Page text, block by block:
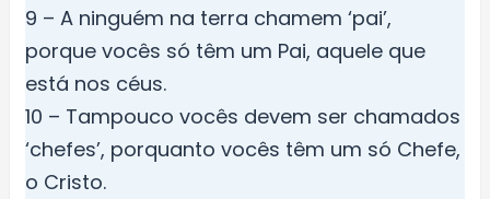
9 – A ninguém na terra chamem ‘pai’,
porque vocês só têm um Pai, aquele que
está nos céus.
10 – Tampouco vocês devem ser chamados
‘chefes’, porquanto vocês têm um só Chefe,
o Cristo.